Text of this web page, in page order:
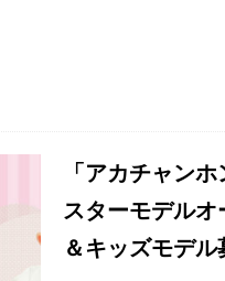
「アカチャン
スターモデル
＆キッズモデル